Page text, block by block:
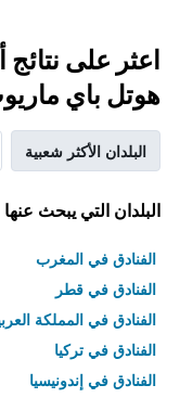
اعثر على
هوتل باي
البلدان الأكثر شعبية
البلدان التي يبحث
الفنادق في المغرب
الفنادق في قطر
الفنادق في المملكة
الفنادق في تركيا
الفنادق في إندونيسيا